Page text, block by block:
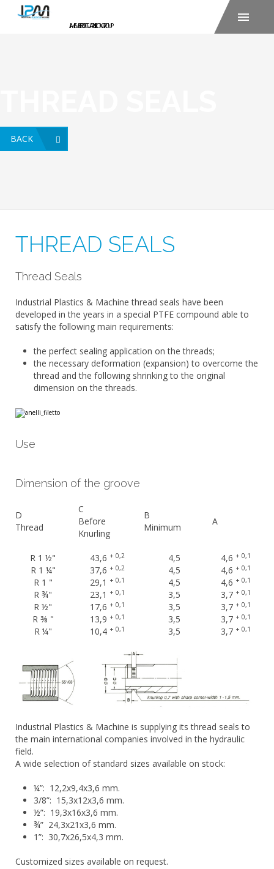
BACK
THREAD SEALS
Thread Seals
Industrial Plastics & Machine thread seals have been
developed in the years in a special PTFE compound able to
satisfy the following main requirements:
the perfect sealing application on the threads;
the necessary deformation (expansion) to overcome the
thread and the following shrinking to the original
dimension on the threads.
Use
Dimension of the groove
D
Thread
C
Before
Knurling
B
Minimum
A
R 1 ½" 43,6 + 0,2 4,5 4,6 + 0,1
R 1 ¼" 37,6 + 0,2 4,5 4,6 + 0,1
R 1 " 29,1 + 0,1 4,5 4,6 + 0,1
R ¾" 23,1 + 0,1 3,5 3,7 + 0,1
R ½" 17,6 + 0,1 3,5 3,7 + 0,1
R ⅜ " 13,9 + 0,1 3,5 3,7 + 0,1
R ¼" 10,4 + 0,1 3,5 3,7 + 0,1
Industrial Plastics & Machine is supplying its thread seals to
the main international companies involved in the hydraulic
field.
A wide selection of standard sizes available on stock:
¼”: 12,2x9,4x3,6 mm.
3/8”: 15,3x12x3,6 mm.
½”: 19,3x16x3,6 mm.
¾” 24,3x21x3,6 mm.
1”: 30,7x26,5x4,3 mm.
Customized sizes available on request.